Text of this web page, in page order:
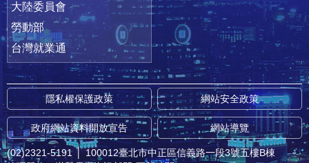
大陸委員會
勞動部
台灣就業通
隱私權保護政策 網站安全政策
政府網站資料開放宣告 網站導覽
(02)2321-5191 │ 100012臺北市中正區信義路一段3號五樓B棟